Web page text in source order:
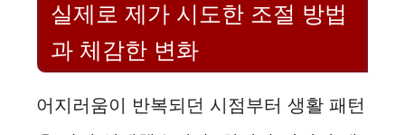
실제로 제가 시도한 조절 방법
과 체감한 변화
어지러움이 반복되던 시점부터 생활 패턴